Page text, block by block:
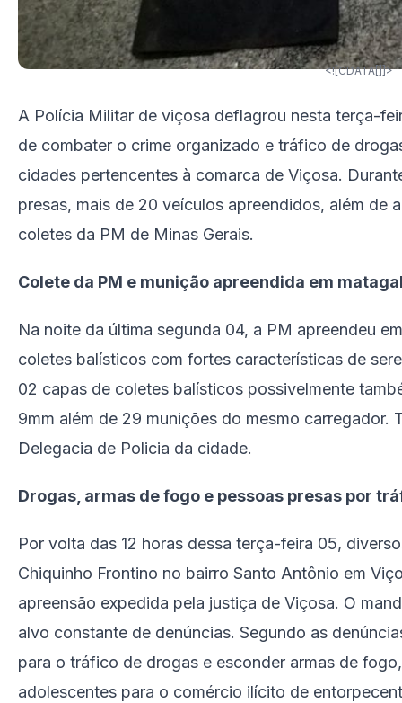
<![CDATA[]]>
A Polícia Militar de viçosa deflagrou nesta terça-
de combater o crime organizado e tráfico de
cidades pertencentes à comarca de Viçosa.
presas, mais de 20 veículos apreendidos, além de
coletes da PM de Minas Gerais.
Colete da PM e munição apreendida em
Na noite da última segunda 04, a PM apreendeu
coletes balísticos com fortes características de
02 capas de coletes balísticos possivelmente
9mm além de 29 munições do mesmo carregador.
Delegacia de Policia da cidade.
Drogas, armas de fogo e pessoas presas por
Por volta das 12 horas dessa terça-feira 05,
Chiquinho Frontino no bairro Santo Antônio em
apreensão expedida pela justiça de Viçosa. O
alvo constante de denúncias. Segundo as
para o tráfico de drogas e esconder armas de
adolescentes para o comércio ilícito de